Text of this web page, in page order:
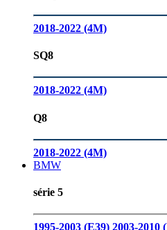
2018-2022 (4M)
SQ8
2018-2022 (4M)
Q8
2018-2022 (4M)
BMW
série 5
1995-2003 (E39) 2003-2010